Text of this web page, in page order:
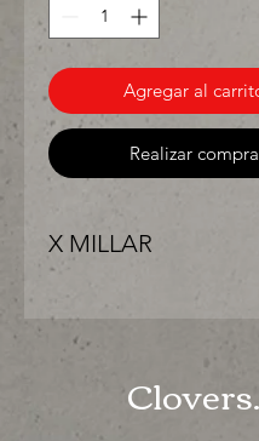
Agregar al
Realizar compra
X MILLAR
comprar o para surtir,
mejores precios para tu
Clovers.